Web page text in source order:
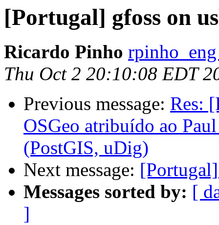
[Portugal] gfoss on
Ricardo Pinho
Thu Oct 2 20:10:08 EDT
Previous message: Res:
OSGeo atribuído ao
(PostGIS, uDig)
Next message:
Messages sorted by: [
]